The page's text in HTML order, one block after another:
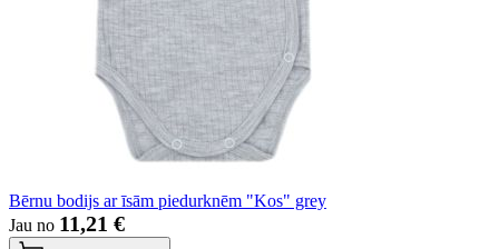
Bērnu bodijs ar īsām piedurknēm "Kos" grey
Jau no 11,21 €